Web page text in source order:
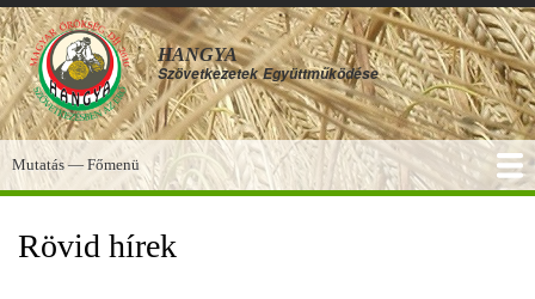
Ugrás
a
tartalomra
HANGYA
Szövetkezetek Együttműködése
Főmenü
Mutatás — Főmenü
Rövid hírek